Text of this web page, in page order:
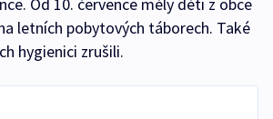
Od 10. července měly děti z obce
letních pobytových táborech. Také
hygienici zrušili.